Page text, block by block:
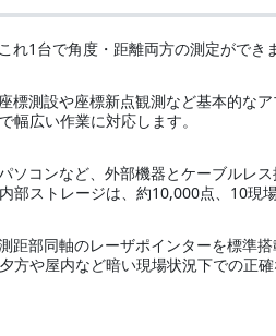
れ1台で角度・距離両方の測定ができま
標測設や座標新点観測など基本的な
幅広い作業に対応します。
ソコンなど、外部機器とケーブルレ
ストレージは、約10,000点、10現場
距部同軸のレーザポインターを標準搭
や屋内など暗い現場状況下での正確